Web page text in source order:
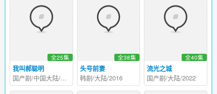
我叫郝聪明
全25集
国产剧/中国大陆/2013
头号前妻
全38集
韩剧/大陆/2016
流光之城
全40集
国产剧/大陆/2022